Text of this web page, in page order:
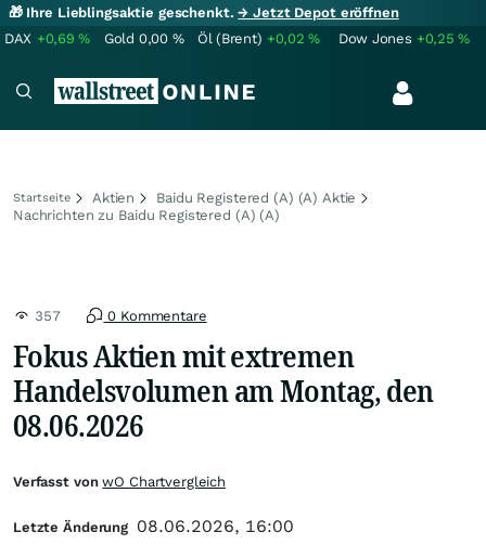
🎁 Ihre Lieblingsaktie geschenkt.→ Jetzt Depot eröffnen
DAX +0,69% Gold 0,00 % Öl (Brent) +0,02% Dow Jones +0,25%
Startseite Aktien
Baidu Registered (A) (A) Aktie
Nachrichten zu Baidu Registered (A) (A)
357 0 Kommentare
Fokus Aktien mit extremen
Handelsvolumen am Montag, den
08.06.2026
Verfasst vonwO Chartvergleich
Letzte Änderung 08.06.2026, 16:00